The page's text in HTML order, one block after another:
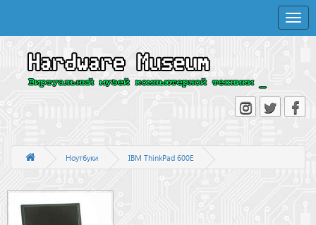
Toggle
Ноутбуки IBM ThinkPad 600E